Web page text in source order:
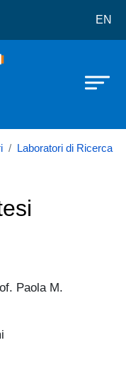
EN
Laboratori di Ricerca
Paola M.